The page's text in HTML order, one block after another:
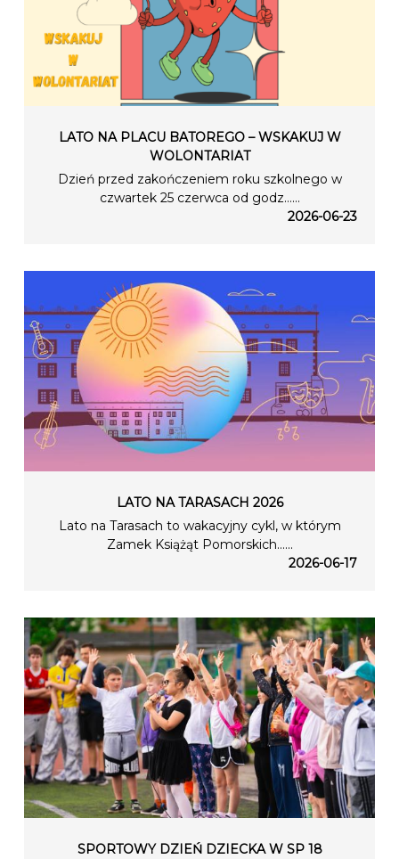
LATO NA PLACU BATOREGO – WSKAKUJ W
WOLONTARIAT
Dzień przed zakończeniem roku szkolnego w
czwartek 25 czerwca od godz…...
2026-06-23
LATO NA TARASACH 2026
Lato na Tarasach to wakacyjny cykl, w którym
Zamek Książąt Pomorskich…...
2026-06-17
SPORTOWY DZIEŃ DZIECKA W SP 18